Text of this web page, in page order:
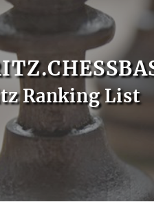
Ranking List